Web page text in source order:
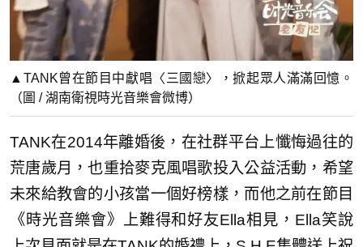
▲TANK曾在節目中獻唱〈三國戀〉，掀起眾人滿滿回憶。
（圖 / 湖南衛視時光音樂會微博）
TANK在2014年離婚後，在社群平台上懺悔過往的
荒唐歲月，也重拾麥克風唱歌投入公益活動，希望
未來給教會的小孩當一個好榜樣，而他之前在節目
《時光音樂會》上難得和好友Ella相見，Ella笑說